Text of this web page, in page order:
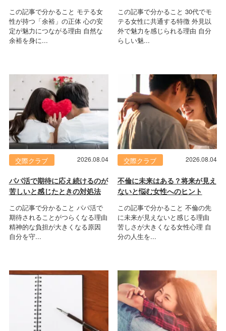
この記事で分かること モテる女
性が持つ「余裕」の正体 心の安
定が魅力につながる理由 自然な
余裕を身に...
この記事で分かること 30代でモ
テる女性に共通する特徴 外見以
外で魅力を感じられる理由 自分
らしい魅...
交際クラブ 2026.08.04
パパ活で期待に応え続けるのが
苦しいと感じたときの対処法
この記事で分かること パパ活で
期待されることがつらくなる理由
精神的な負担が大きくなる原因
自分を守...
交際クラブ 2026.08.04
不倫に未来はある？将来が見え
ないと悩む女性へのヒント
この記事で分かること 不倫の先
に未来が見えないと感じる理由
苦しさが大きくなる女性心理 自
分の人生を...